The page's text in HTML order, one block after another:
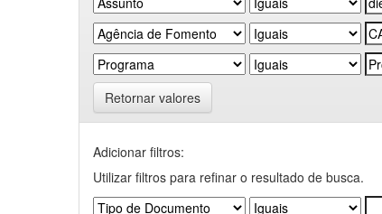
Retornar valores
Adicionar filtros:
Utilizar filtros para refinar o resultado de busca.